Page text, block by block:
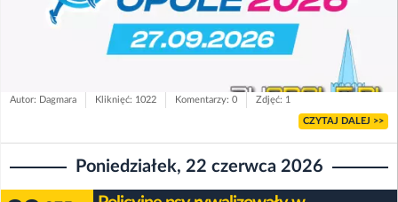
Autor: Dagmara Kliknięć: 1022 Komentarzy: 0 Zdjęć: 1
CZYTAJ DALEJ >>
Poniedziałek, 22 czerwca 2026